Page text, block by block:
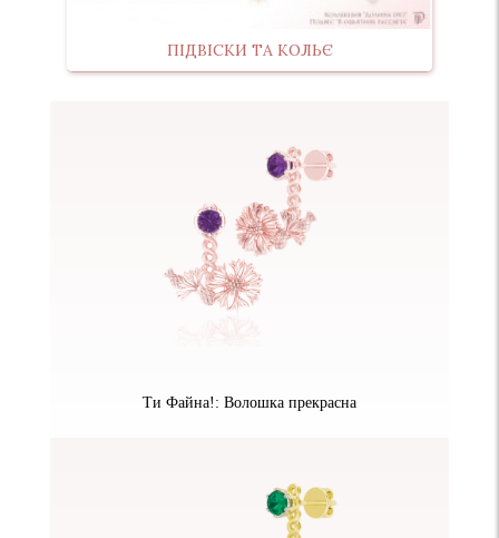
ПІДВІСКИ ТА КОЛЬЄ
Ти Файна!: Волошка прекрасна